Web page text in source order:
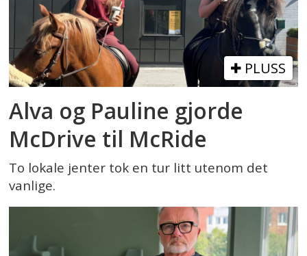
PLUSS
Alva og Pauline gjorde
McDrive til McRide
To lokale jenter tok en tur litt utenom det
vanlige.